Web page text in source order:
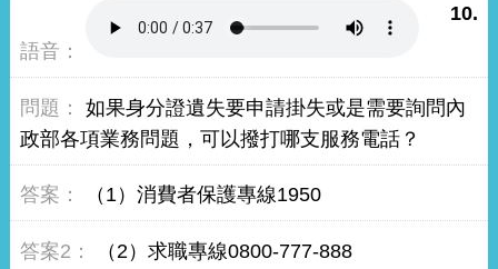
10.
如果身分證遺失要申請掛失或是需要詢問內
政部各項業務問題，可以撥打哪支服務電話？
（1）消費者保護專線1950
（2）求職專線0800-777-888